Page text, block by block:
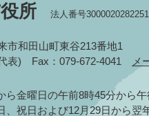
所 法人番号3000020282251
市和田山町東谷213番地1
表) Fax：079-672-4041 メ
ら金曜日の午前8時45分から
、祝日および12月29日から翌